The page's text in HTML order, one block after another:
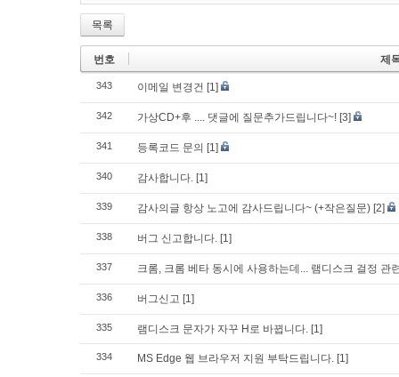
목록
번호 제
343 이메일 변경건 [1]
342 가상CD+후 .... 댓글에 질문추가드립니다~! [3]
341 등록코드 문의 [1]
340 감사합니다. [1]
339 감사의글 항상 노고에 감사드립니다~ (+작은질문) [2]
338 버그 신고합니다. [1]
337 크롬, 크롬 베타 동시에 사용하는데... 램디스크 걸정 관
336 버그신고 [1]
335 램디스크 문자가 자꾸 H로 바뀝니다. [1]
334 MS Edge 웹 브라우저 지원 부탁드립니다. [1]